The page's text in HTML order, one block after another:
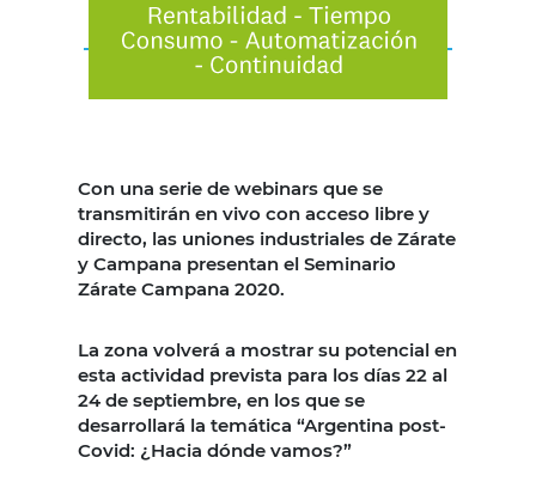
Con una serie de webinars que se
transmitirán en vivo con acceso libre y
directo, las uniones industriales de Zárate
y Campana presentan el Seminario
Zárate Campana 2020.
La zona volverá a mostrar su potencial en
esta actividad prevista para los días 22 al
24 de septiembre, en los que se
desarrollará la temática “Argentina post-
Covid: ¿Hacia dónde vamos?”